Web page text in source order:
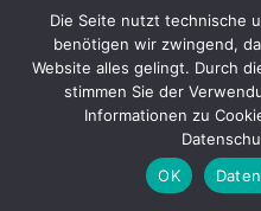
Die Seite nutzt technische
benötigen wir zwingend,
Website alles gelingt. Durch
stimmen Sie der
Informationen zu
OK